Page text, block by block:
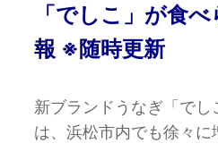
「でしこ」が食
報 ※随時更新
新ブランドうなぎ「で
は、浜松市内でも徐々に